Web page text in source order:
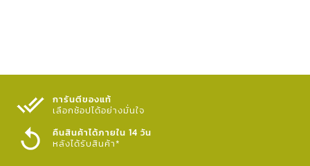
การันตีของแท้
เลือกช้อปได้อย่างมั่นใจ​
คืนสินค้าได้ภายใน 14 วัน
หลังได้รับสินค้า*